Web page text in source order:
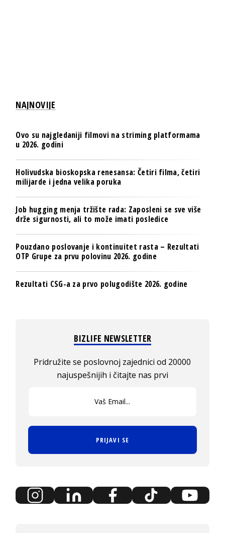
NAJNOVIJE
Ovo su najgledaniji filmovi na striming platformama
u 2026. godini
Holivudska bioskopska renesansa: Četiri filma, četiri
milijarde i jedna velika poruka
Job hugging menja tržište rada: Zaposleni se sve više
drže sigurnosti, ali to može imati posledice
Pouzdano poslovanje i kontinuitet rasta – Rezultati
OTP Grupe za prvu polovinu 2026. godine
Rezultati CSG-a za prvo polugodište 2026. godine
BIZLIFE NEWSLETTER
Pridružite se poslovnoj zajednici od 20000
najuspešnijih i čitajte nas prvi
PRIJAVI SE